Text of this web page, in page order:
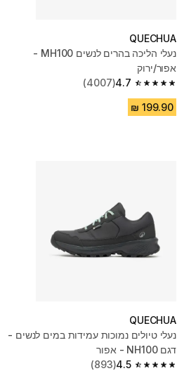
QUECHUA
נעלי הליכה בהרים לנשים MH100 -
אפור/ירוק
4.7
4.7 out of 5 stars from 4007 reviews
(4007)
QUECHUA
נעלי טיולים נמוכות עמידות במים לנשים -
דגם NH100 - אפור
4.5
4.5 out of 5 stars from 893 reviews
(893)